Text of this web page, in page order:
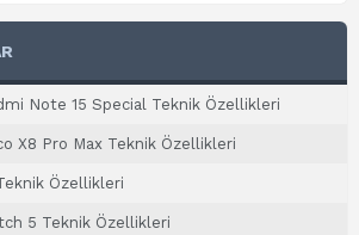
Note 15 Special Teknik Özellikleri
X8 Pro Max Teknik Özellikleri
Özellikleri
5 Teknik Özellikleri